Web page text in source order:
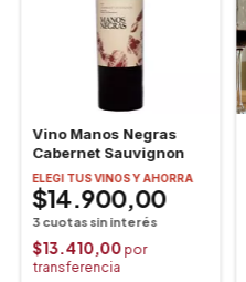
Vino Manos Negras
Cabernet Sauvignon
ELEGI TUS VINOS Y AHORRA
$14.900,00
$13.410,00